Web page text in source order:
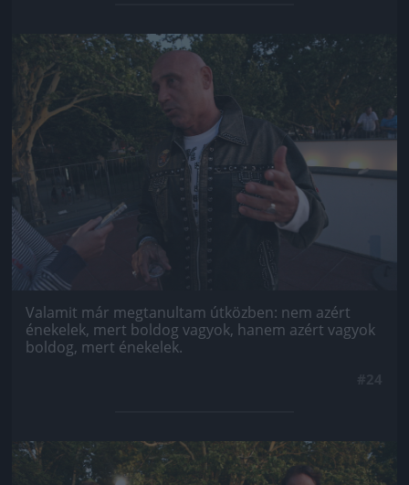
Jön még kép!
Valamit már megtanultam útközben: nem azért
énekelek, mert boldog vagyok, hanem azért vagyok
boldog, mert énekelek.
Jön még kép!